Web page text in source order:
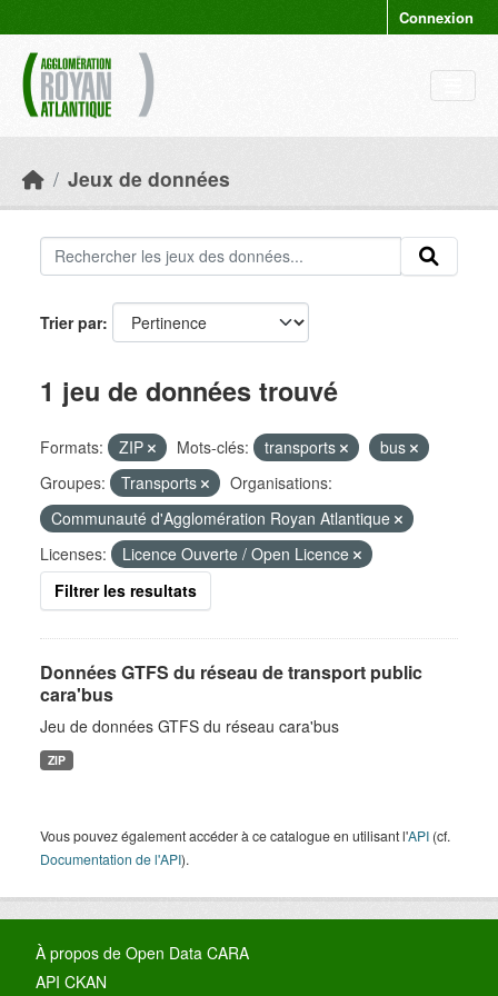
Connexion
Jeux de données
Trier par
1 jeu de données trouvé
Formats: ZIP Mots-clés: transports
bus
Groupes:
Transports
Organisations:
Communauté d'Agglomération Royan Atlantique
Licenses:
Licence Ouverte / Open Licence
Filtrer les resultats
Données GTFS du réseau de transport public
cara'bus
Jeu de données GTFS du réseau cara'bus
ZIP
Vous pouvez également accéder à ce catalogue en utilisant l'API (cf.
Documentation de l'API).
À propos de Open Data CARA
API CKAN